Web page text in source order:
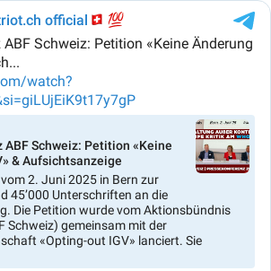
official
Schweiz: Petition «Keine Änderung
watch?
Schweiz: Petition «Keine
& Aufsichtsanzeige
2. Juni 2025 in Bern zur
45’000 Unterschriften an die
Die Petition wurde vom Aktionsbündnis
Schweiz) gemeinsam mit der
«Opting-out IGV» lanciert. Sie